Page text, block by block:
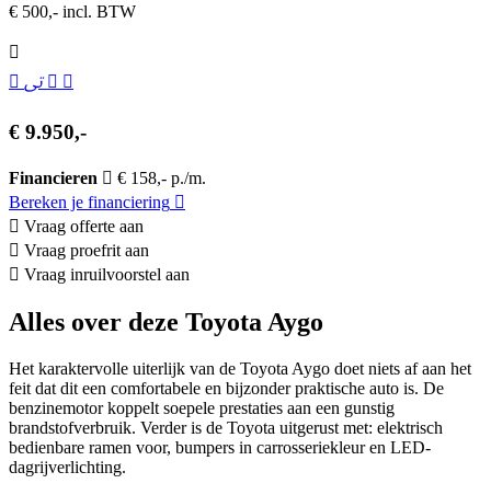
€ 500,- incl. BTW
€ 9.950,-
Financieren
€ 158,- p./m.
Bereken je financiering
Vraag offerte aan
Vraag proefrit aan
Vraag inruilvoorstel aan
Alles over deze Toyota Aygo
Het karaktervolle uiterlijk van de Toyota Aygo doet niets af aan het
feit dat dit een comfortabele en bijzonder praktische auto is. De
benzinemotor koppelt soepele prestaties aan een gunstig
brandstofverbruik. Verder is de Toyota uitgerust met: elektrisch
bedienbare ramen voor, bumpers in carrosseriekleur en LED-
dagrijverlichting.